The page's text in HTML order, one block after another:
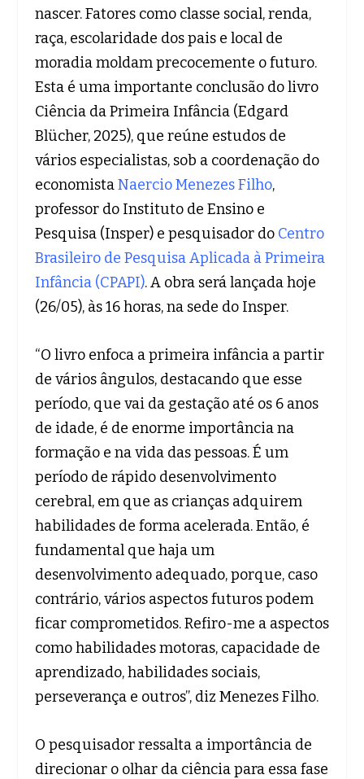
nascer. Fatores como classe social, renda,
raça, escolaridade dos pais e local de
moradia moldam precocemente o futuro.
Esta é uma importante conclusão do livro
Ciência da Primeira Infância (Edgard
Blücher, 2025), que reúne estudos de
vários especialistas, sob a coordenação do
economistaNaercio Menezes Filho,
professor do Instituto de Ensino e
Pesquisa (Insper) e pesquisador do Centro
Brasileiro de Pesquisa Aplicada à Primeira
Infância (CPAPI). A obra será lançada hoje
(26/05), às 16 horas, na sede do Insper.
“O livro enfoca a primeira infância a partir
de vários ângulos, destacando que esse
período, que vai da gestação até os 6 anos
de idade, é de enorme importância na
formação e na vida das pessoas. É um
período de rápido desenvolvimento
cerebral, em que as crianças adquirem
habilidades de forma acelerada. Então, é
fundamental que haja um
desenvolvimento adequado, porque, caso
contrário, vários aspectos futuros podem
ficar comprometidos. Refiro-me a aspectos
como habilidades motoras, capacidade de
aprendizado, habilidades sociais,
perseverança e outros”, diz Menezes Filho.
O pesquisador ressalta a importância de
direcionar o olhar da ciência para essa fase